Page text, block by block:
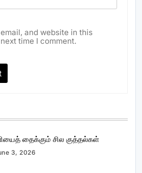
and website in this
time I comment.
தைக்கும் சில குத்தல்கள்
3, 2026